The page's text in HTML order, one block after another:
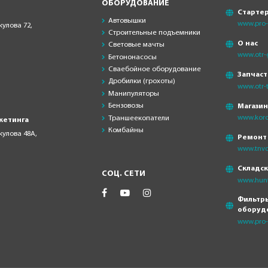
72,
48А,
ОБОРУДОВАНИЕ
Автовышки
Строительные подъемники
Световые мачты
Бетононасосы
Сваебойное оборудование
Дробилки (грохоты)
Манипуляторы
Бензовозы
Траншеекопатели
Комбайны
СОЦ. СЕТИ
О нас
www.otr-